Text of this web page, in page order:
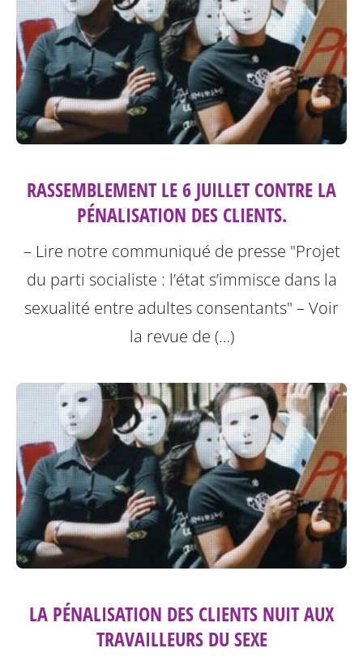
RASSEMBLEMENT LE 6 JUILLET CONTRE LA
PÉNALISATION DES CLIENTS.
– Lire notre communiqué de presse "Projet
du parti socialiste : l’état s’immisce dans la
sexualité entre adultes consentants" – Voir
la revue de (…)
LA PÉNALISATION DES CLIENTS NUIT AUX
TRAVAILLEURS DU SEXE